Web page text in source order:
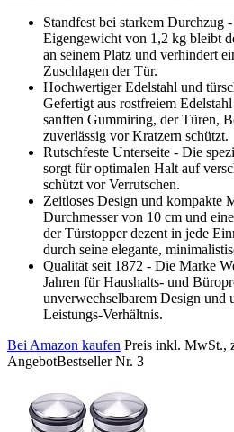
Standfest bei starkem Durchzug
Eigengewicht von 1,2 kg bleibt
an seinem Platz und verhindert
Zuschlagen der Tür.
Hochwertiger Edelstahl und
Gefertigt aus rostfreiem
sanften Gummiring, der Türen,
zuverlässig vor Kratzern schützt.
Rutschfeste Unterseite - Die
sorgt für optimalen Halt auf
schützt vor Verrutschen.
Zeitloses Design und kompakte
Durchmesser von 10 cm und
der Türstopper dezent in jede
durch seine elegante,
Qualität seit 1872 - Die Marke
Jahren für Haushalts- und
unverwechselbarem Design und
Leistungs-Verhältnis.
Bei Amazon kaufen Preis inkl. MwSt.,
AngebotBestseller Nr. 3